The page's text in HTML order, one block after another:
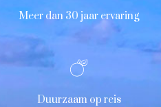
Meer dan 30 jaar ervaring
Duurzaam op reis